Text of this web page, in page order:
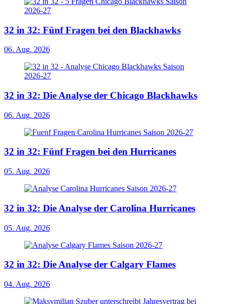
32 in 32: Fünf Fragen bei den Blackhawks
06. Aug. 2026
32 in 32: Die Analyse der Chicago Blackhawks
06. Aug. 2026
32 in 32: Fünf Fragen bei den Hurricanes
05. Aug. 2026
32 in 32: Die Analyse der Carolina Hurricanes
05. Aug. 2026
32 in 32: Die Analyse der Calgary Flames
04. Aug. 2026